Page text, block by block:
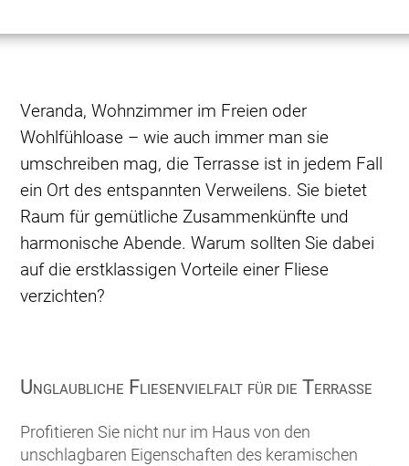
Veranda, Wohnzimmer im Freien oder
Wohlfühloase – wie auch immer man sie
umschreiben mag, die Terrasse ist in jedem Fall
ein Ort des entspannten Verweilens. Sie bietet
Raum für gemütliche Zusammenkünfte und
harmonische Abende. Warum sollten Sie dabei
auf die erstklassigen Vorteile einer Fliese
verzichten?
Unglaubliche Fliesenvielfalt für die Terrasse
Profitieren Sie nicht nur im Haus von den
unschlagbaren Eigenschaften des keramischen